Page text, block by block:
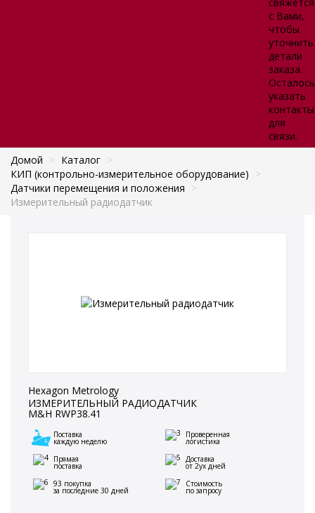
с Вами,
чтобы
уточнить
детали
заказа.
Осталось
указать
контакты
для
связи.
Домой > Каталог >
КИП (контрольно-измерительное оборудование) >
Датчики перемещения и положения >
Измерительный радиодатчик
Hexagon Metrology
ИЗМЕРИТЕЛЬНЫЙ РАДИОДАТЧИК
M&H RWP38.41
Поставка
каждую неделю
Проверенная
логистика
Прямая
поставка
Доставка
от 2ух дней
93 покупка
за последние 30 дней
Стоимость
по запросу